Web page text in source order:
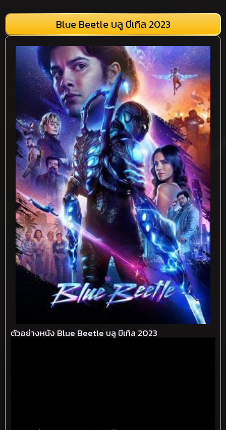
Blue Beetle บลู บีเทิล 2023
ตัวอย่างหนัง Blue Beetle บลู บีเทิล 2023